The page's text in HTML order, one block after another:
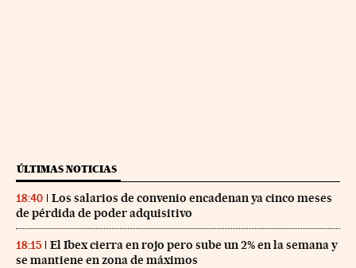
ÚLTIMAS NOTICIAS
18:40
Los salarios de convenio encadenan ya cinco meses
de pérdida de poder adquisitivo
18:15
El Ibex cierra en rojo pero sube un 2% en la semana y
se mantiene en zona de máximos